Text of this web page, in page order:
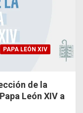
PAPA LEÓN XIV
de la
León XIV a